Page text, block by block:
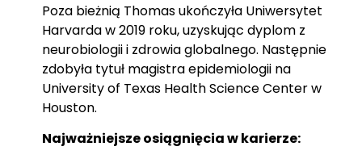
Poza bieżnią Thomas ukończyła Uniwersytet
Harvarda w 2019 roku, uzyskując dyplom z
neurobiologii i zdrowia globalnego. Następnie
zdobyła tytuł magistra epidemiologii na
University of Texas Health Science Center w
Houston.
Najważniejsze osiągnięcia w karierze: